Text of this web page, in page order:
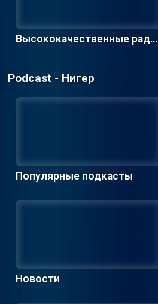
Высококачественные радио
Podcast - Нигер
Популярные подкасты
Новости